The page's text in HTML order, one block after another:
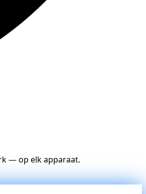
— op elk apparaat.